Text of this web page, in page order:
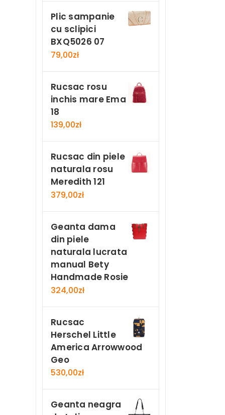
Plic sampanie
cu sclipici
BXQ5026 07
79,00zł
Rucsac rosu
inchis mare Ema
18
139,00zł
Rucsac din piele
naturala rosu
Meredith 121
379,00zł
Geanta dama
din piele
naturala lucrata
manual Bety
Handmade Rosie
324,00zł
Rucsac
Herschel Little
America Arrowwood
Geo
530,00zł
Geanta neagra